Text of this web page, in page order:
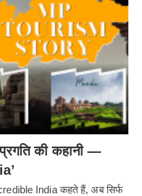
की कहानी —
India कहते हैं, अब सिर्फ